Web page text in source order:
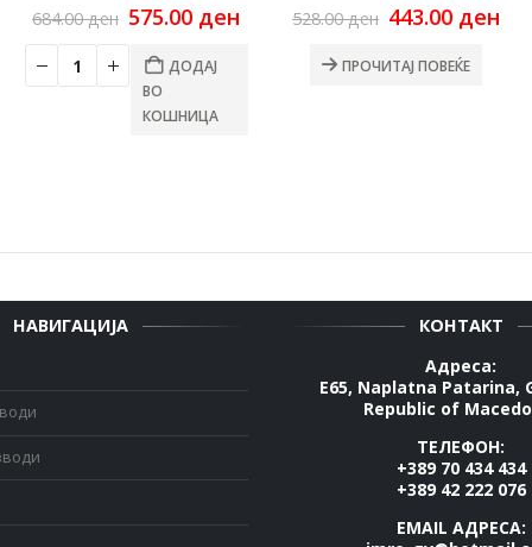
684.00ден Original
was:
684.00 ден.
575.00 ден Current
575.00 ден.
ДОДАЈ
ВО
КОШНИЦА
528.00ден Original
was:
528.00 ден.
443.00 ден
ПРОЧИТАЈ ПОВЕЌЕ
НАВИГАЦИЈА
КОНТАКТ
Адреса:
E65, Naplatna Patarina,
Republic of
ТЕЛЕФОН:
+389 70 434 434
+389 42 222 076
EMAIL АДРЕСА: